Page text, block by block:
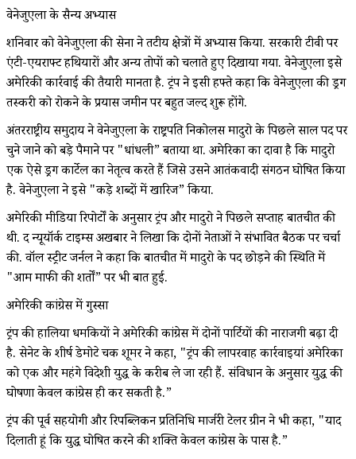
वेनेजुएला के सैन्य अभ्यास
शनिवार को वेनेजुएला की सेना ने तटीय क्षेत्रों में अभ्यास किया. सरकारी टीवी पर
एंटी-एयरक्राफ्ट हथियारों और अन्य तोपों को चलाते हुए दिखाया गया. वेनेजुएला इसे
अमेरिकी कार्रवाई की तैयारी मानता है. ट्रंप ने इसी हफ्ते कहा कि वेनेजुएला की ड्रग
तस्करी को रोकने के प्रयास जमीन पर बहुत जल्द शुरू होंगे.
अंतरराष्ट्रीय समुदाय ने वेनेजुएला के राष्ट्रपति निकोलस मादुरो के पिछले साल पद पर
चुने जाने को बड़े पैमाने पर "धांधली” बताया था. अमेरिका का दावा है कि मादुरो
एक ऐसे ड्रग कार्टेल का नेतृत्व करते हैं जिसे उसने आतंकवादी संगठन घोषित किया
है. वेनेजुएला ने इसे "कड़े शब्दों में खारिज” किया.
अमेरिकी मीडिया रिपोर्टों के अनुसार ट्रंप और मादुरो ने पिछले सप्ताह बातचीत की
थी. द न्यूयॉर्क टाइम्स अखबार ने लिखा कि दोनों नेताओं ने संभावित बैठक पर चर्चा
की. वॉल स्ट्रीट जर्नल ने कहा कि बातचीत में मादुरो के पद छोड़ने की स्थिति में
"आम माफी की शर्तों” पर भी बात हुई.
अमेरिकी कांग्रेस में गुस्सा
ट्रंप की हालिया धमकियों ने अमेरिकी कांग्रेस में दोनों पार्टियों की नाराजगी बढ़ा दी
है. सेनेट के शीर्ष डेमोक्रेट चक शूमर ने कहा, "ट्रंप की लापरवाह कार्रवाइयां अमेरिका
को एक और महंगे विदेशी युद्ध के करीब ले जा रही हैं. संविधान के अनुसार युद्ध की
घोषणा केवल कांग्रेस ही कर सकती है.”
ट्रंप की पूर्व सहयोगी और रिपब्लिकन प्रतिनिधि मार्जरी टेलर ग्रीन ने भी कहा, "याद
दिलाती हूं कि युद्ध घोषित करने की शक्ति केवल कांग्रेस के पास है.”